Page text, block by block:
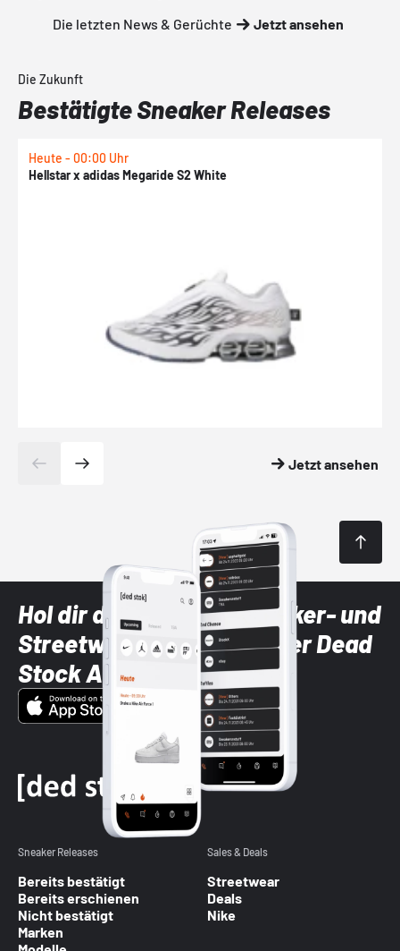
Die letzten News & Gerüchte Jetzt ansehen
Die Zukunft
Bestätigte Sneaker Releases
Heute - 00:00 Uhr
Hellstar x adidas Megaride S2 White
Jetzt ansehen
Hol dir die neuesten Sneaker- und
Streetwear-Brands mit der Dead
Stock App
Sneaker Releases
Bereits bestätigt
Bereits erschienen
Nicht bestätigt
Marken
Sales & Deals
Streetwear
Deals
Nike